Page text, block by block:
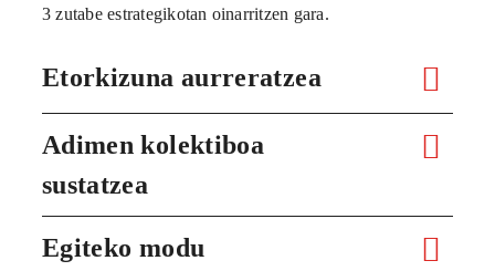
3 zutabe estrategikotan oinarritzen gara.
Etorkizuna aurreratzea
Adimen kolektiboa
sustatzea
Egiteko modu